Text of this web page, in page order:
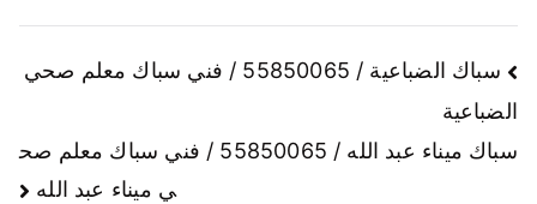
سباك الضباعية / 55850065 / فني سباك معلم صحي
الضباعية
سباك ميناء عبد الله / 55850065 / فني سباك معلم صح
ي ميناء عبد الله